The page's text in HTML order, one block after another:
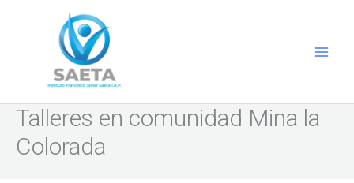
Talleres en comunidad Mina la
Colorada